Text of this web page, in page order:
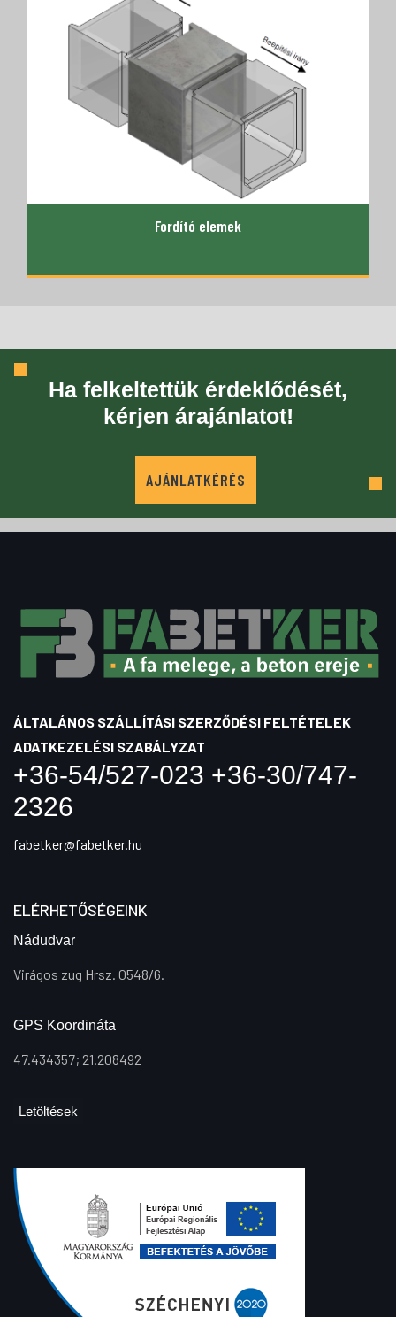
Fordító elemek
Ha felkeltettük érdeklődését,
kérjen árajánlatot!
AJÁNLATKÉRÉS
ÁLTALÁNOS SZÁLLÍTÁSI SZERZŐDÉSI FELTÉTELEK
ADATKEZELÉSI SZABÁLYZAT
+36-54/527-023 +36-30/747-
2326
fabetker@fabetker.hu
ELÉRHETŐSÉGEINK
Nádudvar
Virágos zug Hrsz. 0548/6.
GPS Koordináta
47.434357; 21.208492
Letöltések